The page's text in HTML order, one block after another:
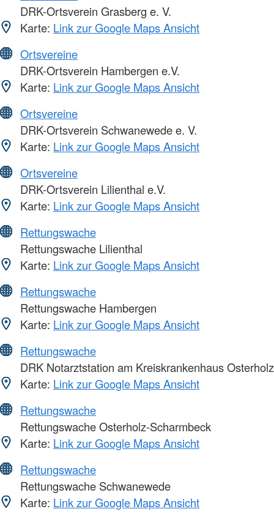
DRK-Ortsverein Grasberg e. V.
Karte: Link zur Google Maps Ansicht
Ortsvereine
DRK-Ortsverein Hambergen e.V.
Karte: Link zur Google Maps Ansicht
Ortsvereine
DRK-Ortsverein Schwanewede e. V.
Karte: Link zur Google Maps Ansicht
Ortsvereine
DRK-Ortsverein Lilienthal e.V.
Karte: Link zur Google Maps Ansicht
Rettungswache
Rettungswache Lilienthal
Karte: Link zur Google Maps Ansicht
Rettungswache
Rettungswache Hambergen
Karte: Link zur Google Maps Ansicht
Rettungswache
DRK Notarztstation am Kreiskrankenhaus Osterholz
Karte: Link zur Google Maps Ansicht
Rettungswache
Rettungswache Osterholz-Scharmbeck
Karte: Link zur Google Maps Ansicht
Rettungswache
Rettungswache Schwanewede
Karte: Link zur Google Maps Ansicht